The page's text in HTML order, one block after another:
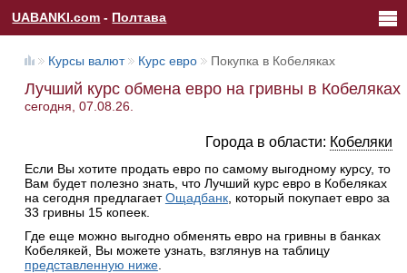
UABANKI.com - Полтава
Курсы валют Курс евро Покупка в Кобеляках
Лучший курс обмена евро на гривны в Кобеляках
сегодня, 07.08.26.
Города в области: Кобеляки
Если Вы хотите продать евро по самому выгодному курсу, то
Вам будет полезно знать, что Лучший курс евро в Кобеляках
на сегодня предлагаетОщадбанк, который покупает евро за
33 гривны 15 копеек.
Где еще можно выгодно обменять евро на гривны в банках
Кобелякей, Вы можете узнать, взглянув на таблицу
представленную ниже.